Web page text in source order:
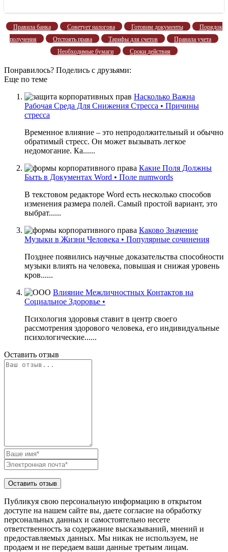
Правила банка Советует налогова Готовим документы
Порядок
получения
Отстоять права Тарифы для счетов
Правила учета
Необходимые бумаги
Сроки действия
Понравилось? Поделись с друзьями:
Еще по теме
Насколько Важна
Рабочая Среда Для Снижения Стресса • Причины
стресса
Временное влияние – это непродолжительный и обычно
обратимый стресс. Он может вызывать легкое
недомогание. Ка......
Какие Поля Должны
Быть в Документах Word • Поле numwords
В текстовом редакторе Word есть несколько способов
изменения размера полей. Самый простой вариант, это
выбрат......
Каково Значение
Музыки в Жизни Человека • Популярные сочинения
Позднее появились научные доказательства способности
музыки влиять на человека, повышая и снижая уровень
кров......
Влияние Межличностных Контактов на
Социальное Здоровье •
Психология здоровья ставит в центр своего
рассмотрения здорового человека, его индивидуальные
психологические......
Оставить отзыв
Публикуя свою персональную информацию в открытом
доступе на нашем сайте вы, даете согласие на обработку
персональных данных и самостоятельно несете
ответственность за содержание высказываний, мнений и
предоставляемых данных. Мы никак не используем, не
продаем и не передаем ваши данные третьим лицам.